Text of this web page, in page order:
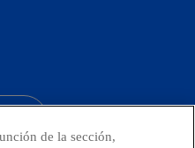
de la sección,